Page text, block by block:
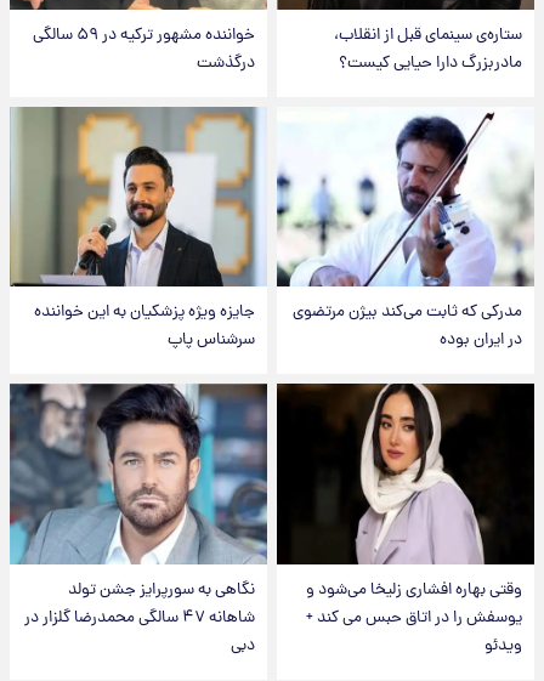
ستاره‌ی سینمای قبل از انقلاب،
مادربزرگ دارا حیایی کیست؟
خواننده مشهور ترکیه در ۵۹ سالگی
درگذشت
مدرکی که ثابت می‌کند بیژن مرتضوی
در ایران بوده
جایزه ویژه پزشکیان به این خواننده
سرشناس پاپ
وقتی بهاره افشاری زلیخا می‌شود و
یوسفش را در اتاق حبس می کند +
ویدئو
نگاهی به سورپرایز جشن تولد
شاهانه ۴۷ سالگی محمدرضا گلزار در
دبی